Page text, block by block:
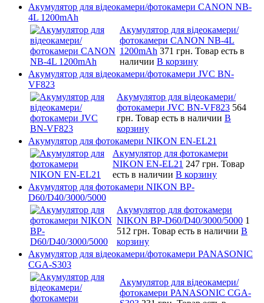
Акумулятор для відеокамери/фотокамери CANON NB-
4L 1200mAh
Акумулятор для відеокамери/
фотокамери CANON NB-4L
1200mAh 371 грн. Товар есть в
наличии В корзину
Акумулятор для відеокамери/фотокамери JVC BN-
VF823
Акумулятор для відеокамери/
фотокамери JVC BN-VF823 564
грн. Товар есть в наличии В
корзину
Акумулятор для фотокамери NIKON EN-EL21
Акумулятор для фотокамери
NIKON EN-EL21 247 грн. Товар
есть в наличии В корзину
Акумулятор для фотокамери NIKON BP-
D60/D40/3000/5000
Акумулятор для фотокамери
NIKON BP-D60/D40/3000/5000 1
512 грн. Товар есть в наличии В
корзину
Акумулятор для відеокамери/фотокамери PANASONIC
CGA-S303
Акумулятор для відеокамери/
фотокамери PANASONIC CGA-